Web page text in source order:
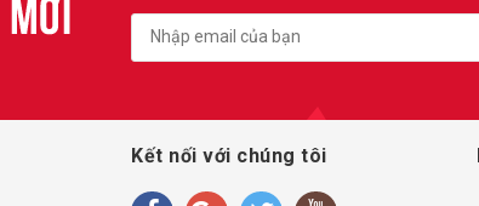
Kết nối với chúng tôi